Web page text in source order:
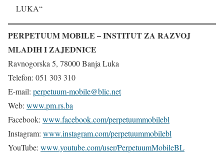
LUKA“
PERPETUUM MOBILE – INSTITUT ZA RAZVOJ
MLADIH I ZAJEDNICE
Ravnogorska 5, 78000 Banja Luka
Telefon: 051 303 310
E-mail: perpetuum-mobile@blic.net
Web: www.pm.rs.ba
Facebook: www.facebook.com/perpetuummobilebl
Instagram: www.instagram.com/perpetuummobilebl
YouTube: www.youtube.com/user/PerpetuumMobileBL